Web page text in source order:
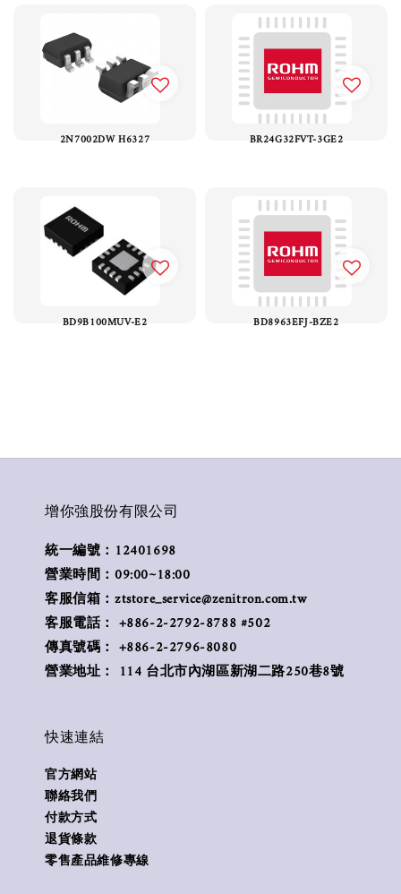
2N7002DW H6327 BR24G32FVT-3GE2
BD9B100MUV-E2 BD8963EFJ-BZE2
增你強股份有限公司
統一編號：12401698
營業時間：09:00~18:00
客服信箱：ztstore_service@zenitron.com.tw
客服電話： +886-2-2792-8788 #502
傳真號碼： +886-2-2796-8080
營業地址： 114 台北市內湖區新湖二路250巷8號
快速連結
官方網站
聯絡我們
付款方式
退貨條款
零售產品維修專線